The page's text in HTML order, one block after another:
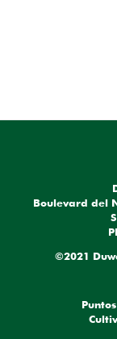
Boulevard del
©2021